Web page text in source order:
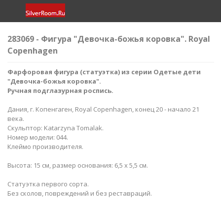
283069 - Фигура "Девочка-божья коровка​". Royal
Copenhagen
Фарфоровая фигура (статуэтка) из серии Одетые дети
"Девочка-божья коровка​".
Ручная подглазурная роспись.
Дания, г. Копенгаген, Royal Copenhagen, конец 20 - начало 21
века.
Скульптор: Katarzyna Tomalak.
Номер модели: 044.
Клеймо производителя.
Высота: 15 см, размер основания: 6,5 х 5,5 см.
Статуэтка первого сорта.
Без сколов, повреждений и без реставраций.